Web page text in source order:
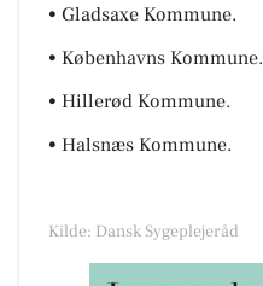
• Gladsaxe Kommune.
• Københavns Kommune.
• Hillerød Kommune.
• Halsnæs Kommune.
Kilde: Dansk Sygeplejeråd